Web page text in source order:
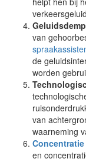
van
de
worden
van
waarneming
Concentratie
en